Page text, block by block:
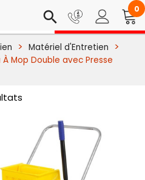
search 0
Matériel d'Entretien
À Mop Double avec Presse